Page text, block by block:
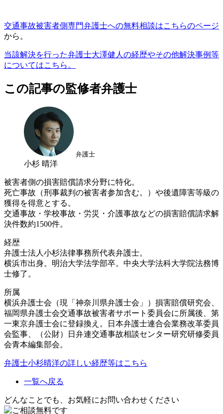
交通事故被害者側専門弁護士への無料相談はこちらのページ
から。
当該解決を行った弁護士大澤健人の経歴やその他解決事例等
についてはこちら。
この記事の監修者弁護士
弁護士
小杉 晴洋
被害者側の損害賠償請求分野に特化。
死亡事故（刑事裁判の被害者参加含む。）や後遺障害等級の
獲得を得意とする。
交通事故・学校事故・労災・介護事故などの損害賠償請求解
決件数約1500件。
経歴
弁護士法人小杉法律事務所代表弁護士。
横浜市出身。明治大学法学部卒。中央大学法科大学院法務博
士修了。
所属
横浜弁護士会（現「神奈川県弁護士会」）損害賠償研究会、
福岡県弁護士会交通事故被害者サポート委員会に所属後、第
一東京弁護士会に登録換え。日本弁護士連合会業務改革委員
会監事、（公財）日弁連交通事故相談センター研究研修委員
会青本編集部会。
弁護士小杉晴洋の詳しい経歴等はこちら
一覧へ戻る
どんなことでも、お気軽にお問い合わせください